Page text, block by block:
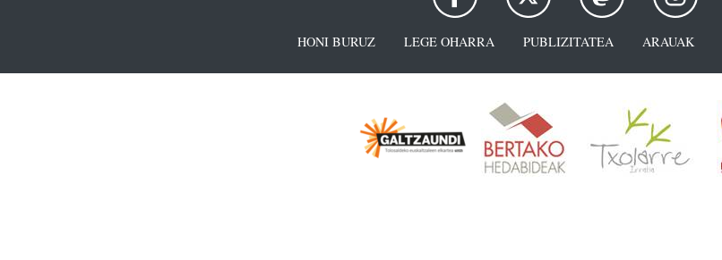
HONI BURUZ LEGE OHARRA PUBLIZITATEA ARAUAK